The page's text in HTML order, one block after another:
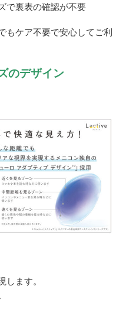
で裏表の確認が不要
もケア不要で安心してご利
のデザイン
します。